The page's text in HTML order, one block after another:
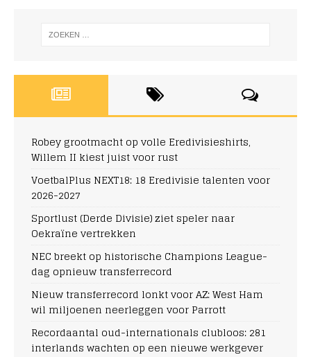
Robey grootmacht op volle Eredivisieshirts,
Willem II kiest juist voor rust
VoetbalPlus NEXT18: 18 Eredivisie talenten voor
2026-2027
Sportlust (Derde Divisie) ziet speler naar
Oekraïne vertrekken
NEC breekt op historische Champions League-
dag opnieuw transferrecord
Nieuw transferrecord lonkt voor AZ: West Ham
wil miljoenen neerleggen voor Parrott
Recordaantal oud-internationals clubloos: 281
interlands wachten op een nieuwe werkgever